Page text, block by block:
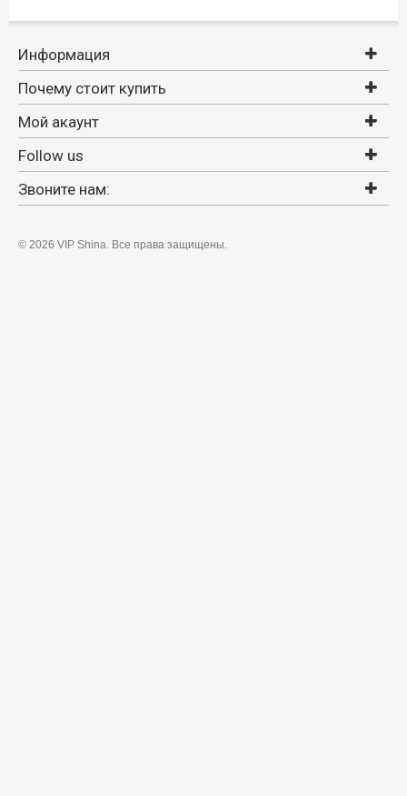
Информация
Почему стоит купить
Мой акаунт
Follow us
Звоните нам:
© 2026 VIP Shina. Все права защищены.